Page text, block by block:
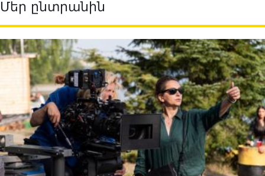
Մեր ընտրանին